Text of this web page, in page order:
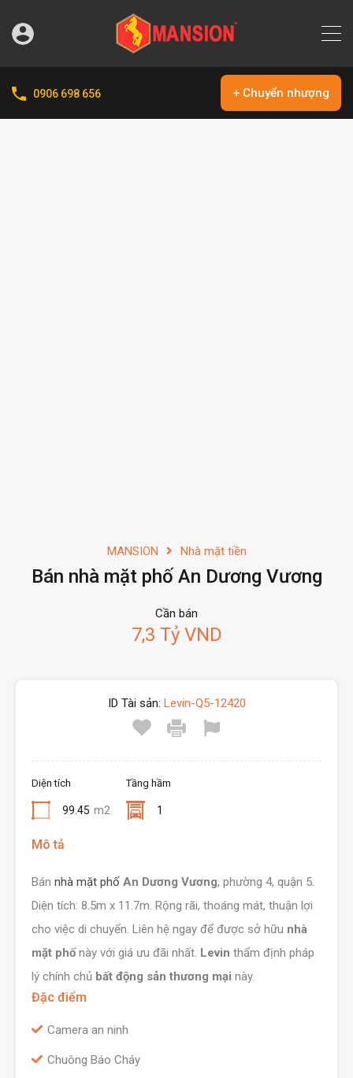
0906 698 656 + Chuyển nhượng
MANSION Nhà mặt tiền
Bán nhà mặt phố An Dương Vương
Cần bán
7,3 Tỷ VND
ID Tài sản: Levin-Q5-12420
Diện tích
99.45 m2
Tầng hầm
1
Mô tả
Bán nhà mặt phố An Dương Vương, phường 4, quận 5.
Diện tích: 8.5m x 11.7m. Rộng rãi, thoáng mát, thuận lợi
cho việc di chuyển. Liên hệ ngay để được sở hữu nhà
mặt phốnày với giá ưu đãi nhất. Levin thẩm định pháp
lý chính chủ bất động sản thương mại này.
Đặc điểm
Camera an ninh
Chuông Báo Cháy